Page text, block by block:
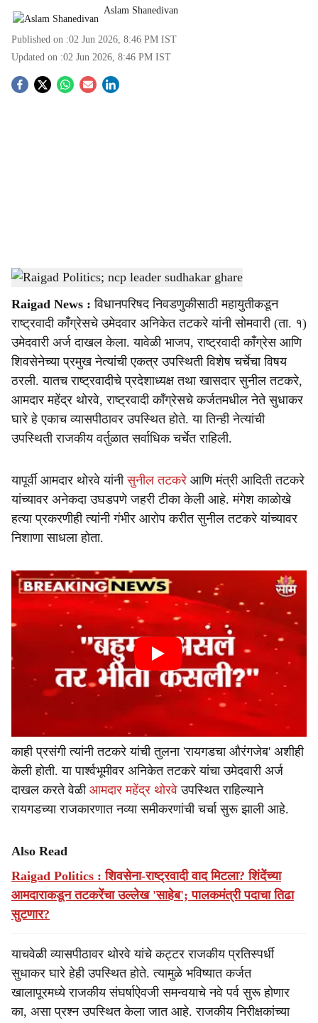
Aslam Shanedivan
Published on :02 Jun 2026, 8:46 PM IST
Updated on :02 Jun 2026, 8:46 PM IST
S
a
r
e
Raigad Politics; ncp leader sudhakar ghare- sarkarnama
Raigad News : विधानपरिषद निवडणुकीसाठी महायुतीकडून
राष्ट्रवादी काँग्रेसचे उमेदवार अनिकेत तटकरे यांनी सोमवारी (ता. १)
उमेदवारी अर्ज दाखल केला. यावेळी भाजप, राष्ट्रवादी काँग्रेस आणि
शिवसेनेच्या प्रमुख नेत्यांची एकत्र उपस्थिती विशेष चर्चेचा विषय
ठरली. यातच राष्ट्रवादीचे प्रदेशाध्यक्ष तथा खासदार सुनील तटकरे,
आमदार महेंद्र थोरवे, राष्ट्रवादी काँग्रेसचे कर्जतमधील नेते सुधाकर
घारे हे एकाच व्यासपीठावर उपस्थित होते. या तिन्ही नेत्यांची
उपस्थिती राजकीय वर्तुळात सर्वाधिक चर्चेत राहिली.
यापूर्वी आमदार थोरवे यांनीसुनील तटकरे आणि मंत्री आदिती तटकरे
यांच्यावर अनेकदा उघडपणे जहरी टीका केली आहे. मंगेश काळोखे
हत्या प्रकरणीही त्यांनी गंभीर आरोप करीत सुनील तटकरे यांच्यावर
निशाणा साधला होता.
काही प्रसंगी त्यांनी तटकरे यांची तुलना 'रायगडचा औरंगजेब' अशीही
केली होती. या पार्श्वभूमीवर अनिकेत तटकरे यांचा उमेदवारी अर्ज
दाखल करते वेळी आमदार महेंद्र थोरवे उपस्थित राहिल्याने
रायगडच्या राजकारणात नव्या समीकरणांची चर्चा सुरू झाली आहे.
Also Read
Raigad Politics : शिवसेना-राष्ट्रवादी वाद मिटला? शिंदेंच्या
आमदाराकडून तटकरेंचा उल्लेख 'साहेब'; पालकमंत्री पदाचा तिढा
सुटणार?
याचवेळी व्यासपीठावर थोरवे यांचे कट्टर राजकीय प्रतिस्पर्धी
सुधाकर घारे हेही उपस्थित होते. त्यामुळे भविष्यात कर्जत
खालापूरमध्ये राजकीय संघर्षाऐवजी समन्वयाचे नवे पर्व सुरू होणार
का, असा प्रश्न उपस्थित केला जात आहे. राजकीय निरीक्षकांच्या